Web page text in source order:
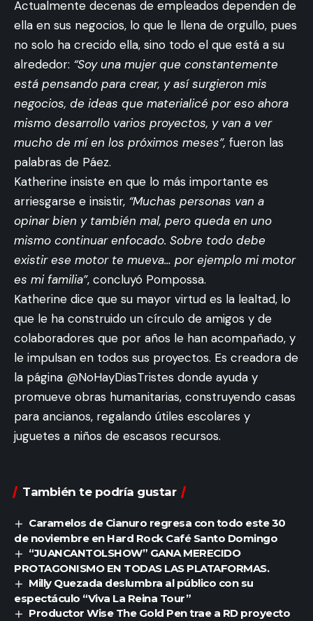
Actualmente decenas de empleados dependen de
ella en sus negocios, lo que le llena de orgullo, pues
no solo ha crecido ella, sino todo el que está a su
alrededor: “Soy una mujer que constantemente
está pensando para crear, y así surgieron mis
negocios, de ideas que materialicé por eso ahora
mismo desarrollo varios proyectos, y van a ver
mucho de mí en los próximos meses”, fueron las
palabras de Páez.
Katherine insiste en que lo más importante es
arriesgarse e insistir, “Muchas personas van a
opinar bien y también mal, pero queda en uno
mismo continuar enfocado. Sobre todo debe
existir ese motor te mueva… por ejemplo mi motor
es mi familia”, concluyó Pompossa.
Katherine dice que su mayor virtud es la lealtad, lo
que le ha construido un círculo de amigos y de
colaboradores que por años le han acompañado, y
le impulsan en todos sus proyectos. Es creadora de
la página @NoHayDiasTristes donde ayuda y
promueve obras humanitarias, construyendo casas
para ancianos, regalando útiles escolares y
juguetes a niños de escasos recursos.
También te podría gustar
Caramelos de Cianuro regresa con todo este 30
de noviembre en Hard Rock Café Santo Domingo
“JUANCANTOLSHOW” GANA MERECIDO
PROTAGONISMO EN TODAS LAS PLATAFORMAS.
Milly Quezada deslumbra al público con su
espectáculo “Viva La Reina Tour”
Productor Wise The Gold Pen trae a RD proyecto